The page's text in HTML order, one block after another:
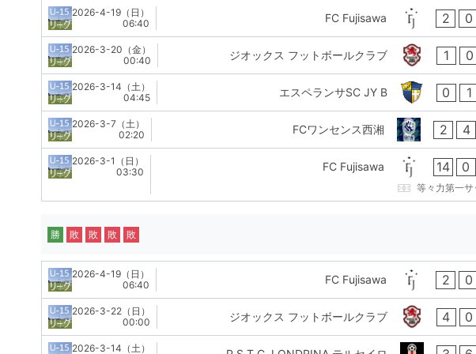
2026-4-19（日）
06:40
FC Fujisawa 2 0
2026-3-20（金）
00:40
ジオックス フットボールクラブ 1 0
2026-3-14（土）
04:45
エスペランサSC JY B 0 1
2026-3-7（土）
02:20
FCワンセンス西湘 2 4
2026-3-1（日）
03:30
FC Fujisawa 14 0
等々力第一
勝 敗 敗 敗 敗
2026-4-19（日）
06:40
FC Fujisawa 2 0
2026-3-22（日）
00:00
ジオックス フットボールクラブ 4 0
2026-3-14（土）